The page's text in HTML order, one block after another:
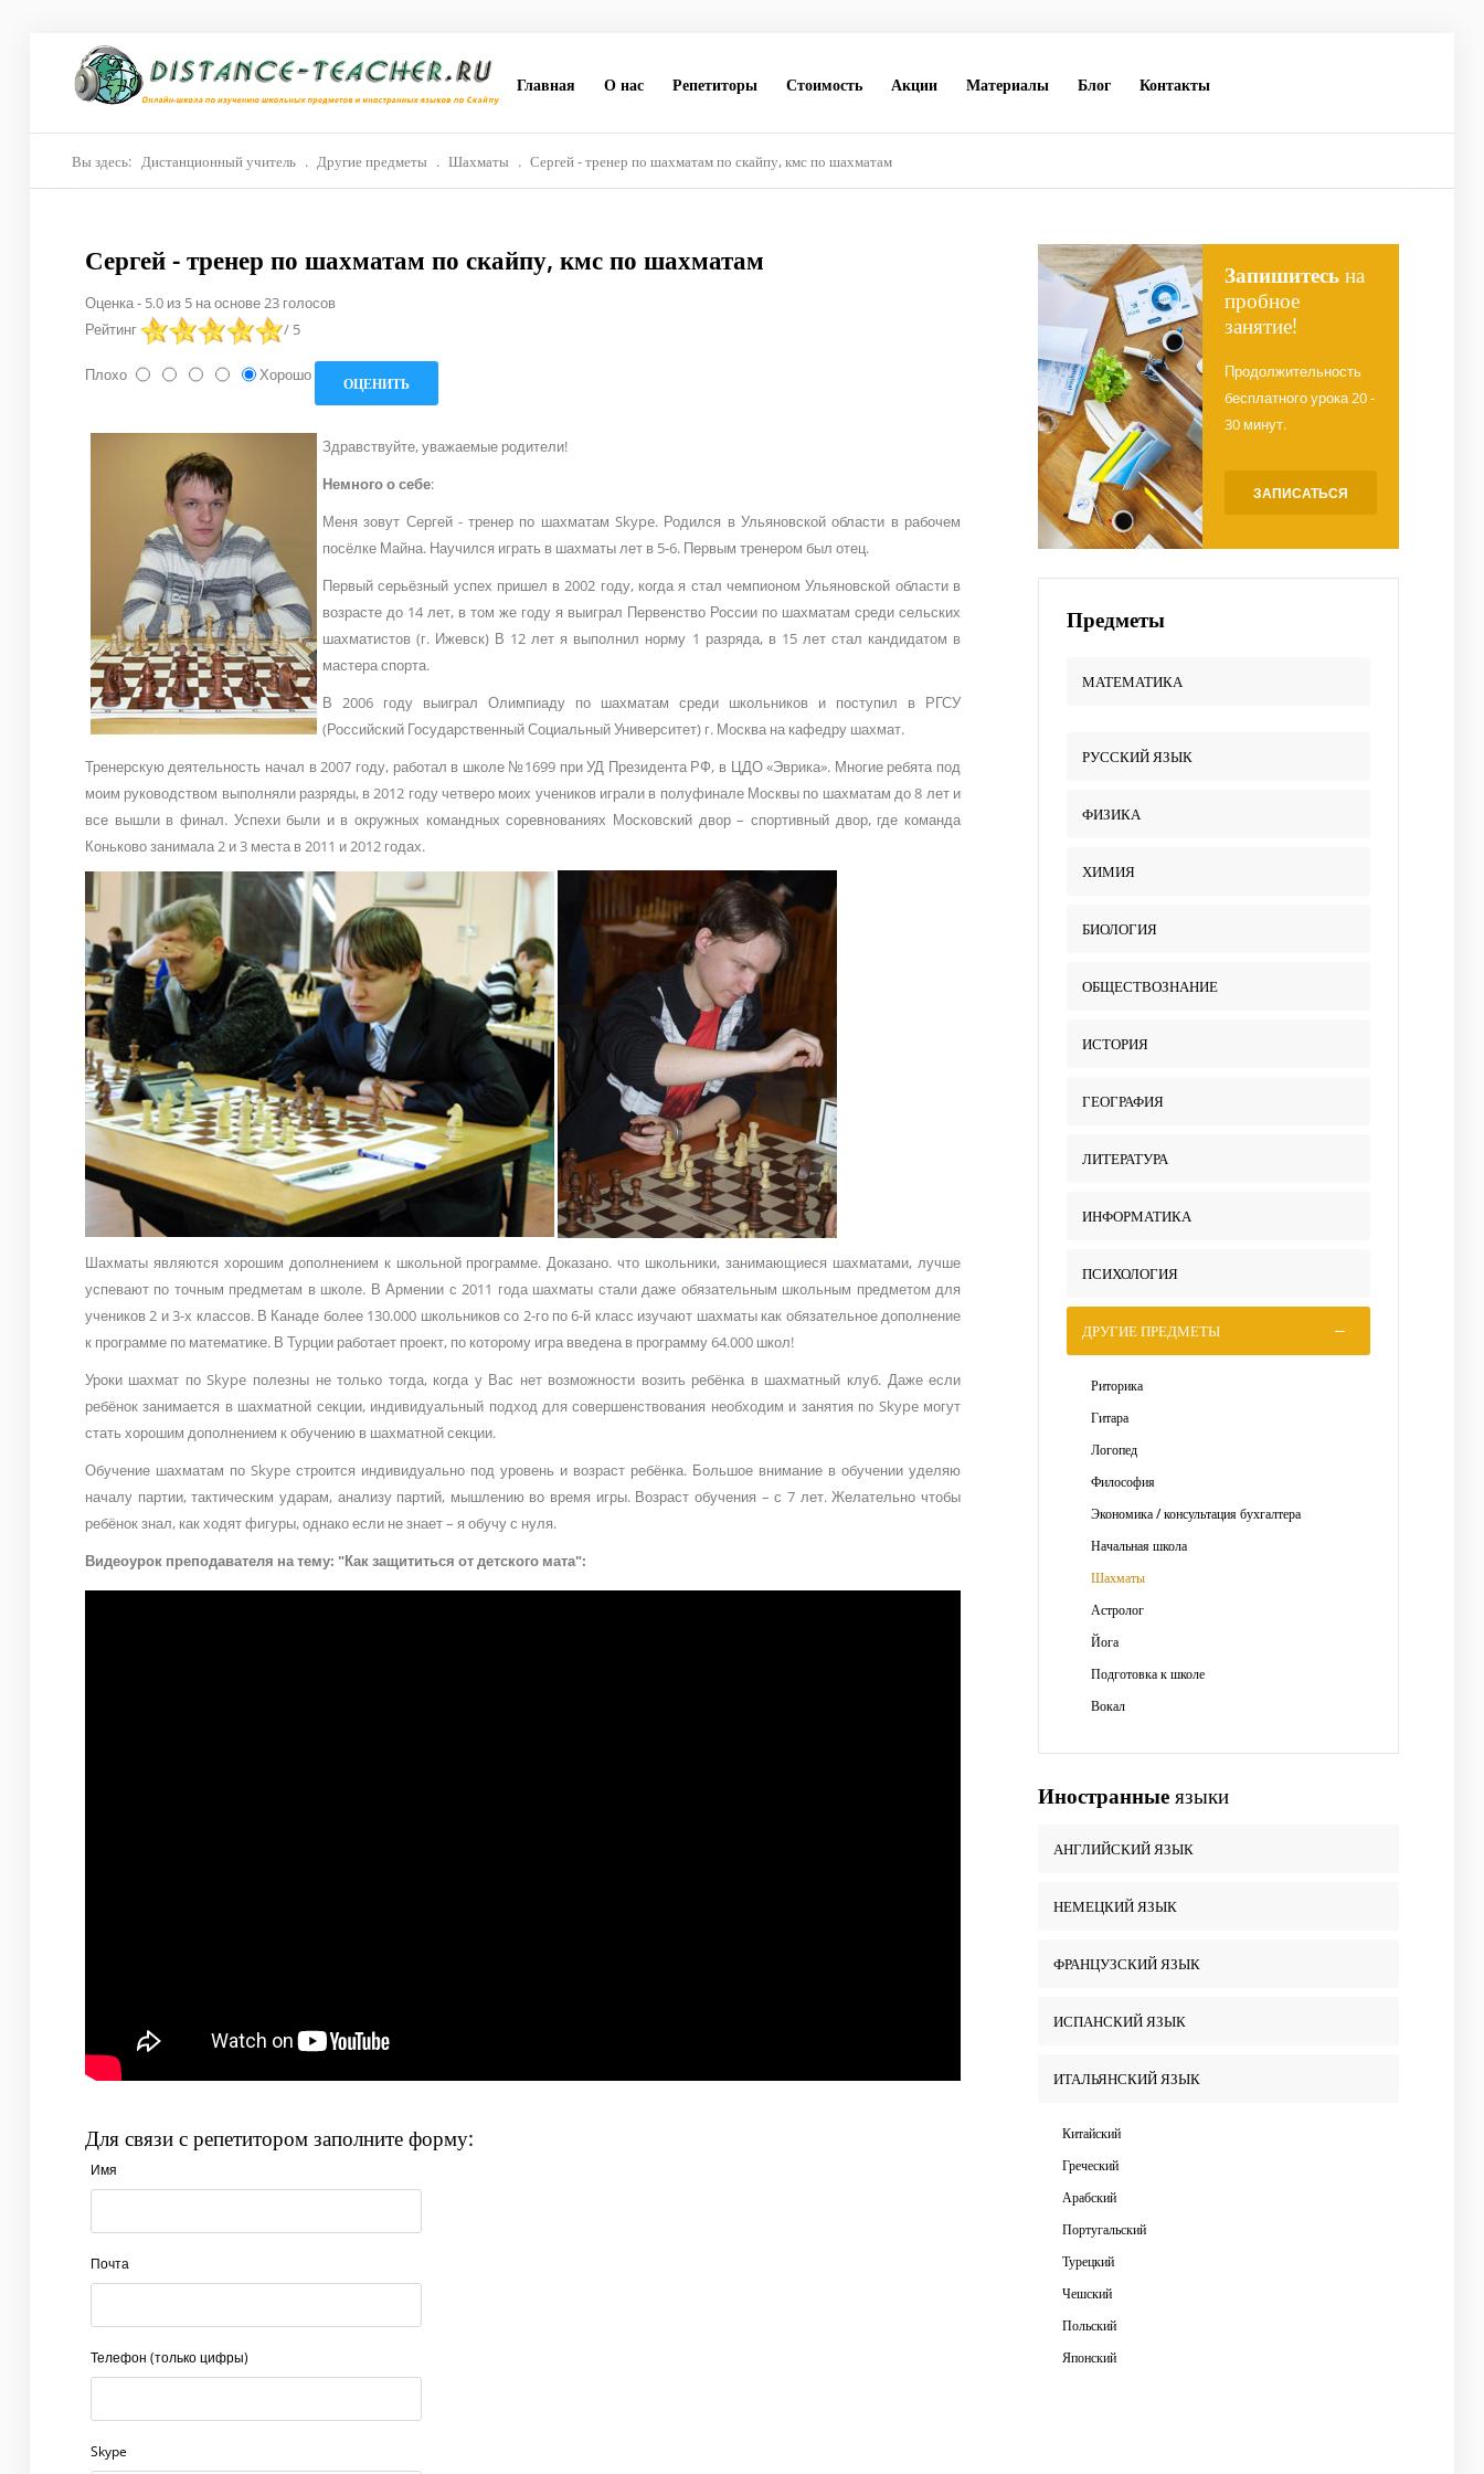
Главная
Репетиторы
Материалы
Главная О нас Репетиторы Стоимость Акции Материалы Блог Контакты
Вы здесь: Дистанционный учитель . Другие предметы . Шахматы . Сергей - тренер по шахматам по скайпу, кмс по шахматам
Сергей - тренер по шахматам по скайпу, кмс по шахматам
Оценка- 5.0из 5на основе23голосов
Рейтинг
/ 5
Плохо Хорошо
Здравствуйте, уважаемые родители!
Немного о себе:
Меня зовут Сергей - тренер по шахматам Skype. Родился в Ульяновской области в рабочем
посёлке Майна. Научился играть в шахматы лет в 5-6. Первым тренером был отец.
Первый серьёзный успех пришел в 2002 году, когда я стал чемпионом Ульяновской области в
возрасте до 14 лет, в том же году я выиграл Первенство России по шахматам среди сельских
шахматистов (г. Ижевск) В 12 лет я выполнил норму 1 разряда, в 15 лет стал кандидатом в
мастера спорта.
В 2006 году выиграл Олимпиаду по шахматам среди школьников и поступил в РГСУ
(Российский Государственный Социальный Университет) г. Москва на кафедру шахмат.
Тренерскую деятельность начал в 2007 году, работал в школе №1699 при УД Президента РФ, в ЦДО «Эврика». Многие ребята под
моим руководством выполняли разряды, в 2012 году четверо моих учеников играли в полуфинале Москвы по шахматам до 8 лет и
все вышли в финал. Успехи были и в окружных командных соревнованиях Московский двор – спортивный двор, где команда
Коньково занимала 2 и 3 места в 2011 и 2012 годах.
Шахматы являются хорошим дополнением к школьной программе. Доказано. что школьники, занимающиеся шахматами, лучше
успевают по точным предметам в школе. В Армении с 2011 года шахматы стали даже обязательным школьным предметом для
учеников 2 и 3-х классов. В Канаде более 130.000 школьников со 2-го по 6-й класс изучают шахматы как обязательное дополнение
к программе по математике. В Турции работает проект, по которому игра введена в программу 64.000 школ!
Уроки шахмат по Skype полезны не только тогда, когда у Вас нет возможности возить ребёнка в шахматный клуб. Даже если
ребёнок занимается в шахматной секции, индивидуальный подход для совершенствования необходим и занятия по Skype могут
стать хорошим дополнением к обучению в шахматной секции.
Обучение шахматам по Skype строится индивидуально под уровень и возраст ребёнка. Большое внимание в обучении уделяю
началу партии, тактическим ударам, анализу партий, мышлению во время игры. Возраст обучения – с 7 лет. Желательно чтобы
ребёнок знал, как ходят фигуры, однако если не знает – я обучу с нуля.
Видеоурок преподавателя на тему: "Как защититься от детского мата":
Для связи с репетитором заполните форму:
Имя
Почта
Телефон (только цифры)
Skype
Запишитесьна
пробное
занятие!
Продолжительность
бесплатного урока 20 -
30 минут.
ЗАПИСАТЬСЯ
Предметы
МАТЕМАТИКА
РУССКИЙ ЯЗЫК
ФИЗИКА
ХИМИЯ
БИОЛОГИЯ
ОБЩЕСТВОЗНАНИЕ
ИСТОРИЯ
ГЕОГРАФИЯ
ЛИТЕРАТУРА
ИНФОРМАТИКА
ПСИХОЛОГИЯ
ДРУГИЕ ПРЕДМЕТЫ
Риторика
Гитара
Логопед
Философия
Экономика / консультация бухгалтера
Начальная школа
Шахматы
Астролог
Йога
Подготовка к школе
Вокал
Иностранныеязыки
АНГЛИЙСКИЙ ЯЗЫК
НЕМЕЦКИЙ ЯЗЫК
ФРАНЦУЗСКИЙ ЯЗЫК
ИСПАНСКИЙ ЯЗЫК
ИТАЛЬЯНСКИЙ ЯЗЫК
Китайский
Греческий
Арабский
Португальский
Турецкий
Чешский
Польский
Японский